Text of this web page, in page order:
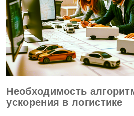
Необходимость
ускорения в логистике